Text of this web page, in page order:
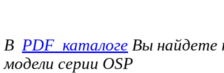
В PDF_каталоге Вы найдете
модели серии OSP